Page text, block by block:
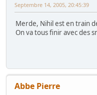
Septembre 14, 2005, 20:45:39
Merde, Nihil est en train
On va tous finir avec des
Abbe Pierre